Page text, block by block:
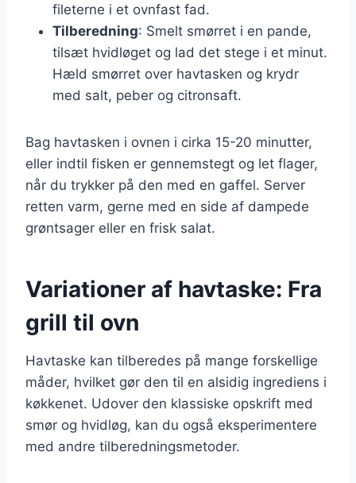
fileterne i et ovnfast fad.
Tilberedning: Smelt smørret i en pande,
tilsæt hvidløget og lad det stege i et minut.
Hæld smørret over havtasken og krydr
med salt, peber og citronsaft.
Bag havtasken i ovnen i cirka 15-20 minutter,
eller indtil fisken er gennemstegt og let flager,
når du trykker på den med en gaffel. Server
retten varm, gerne med en side af dampede
grøntsager eller en frisk salat.
Variationer af havtaske: Fra
grill til ovn
Havtaske kan tilberedes på mange forskellige
måder, hvilket gør den til en alsidig ingrediens i
køkkenet. Udover den klassiske opskrift med
smør og hvidløg, kan du også eksperimentere
med andre tilberedningsmetoder.